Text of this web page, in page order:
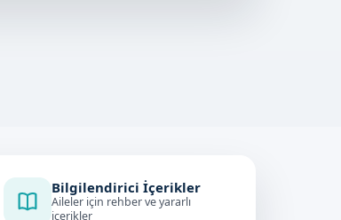
Bilgilendirici İçerikler
Aileler için rehber ve yararlı
içerikler